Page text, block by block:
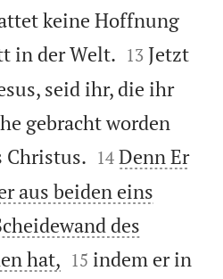
keine Hoffnung
in der Welt. 

13 Jetzt
seid ihr, die ihr
gebracht worden
Christus. 

14 Denn Er
aus beiden eins
des
hat, 

15 indem er in